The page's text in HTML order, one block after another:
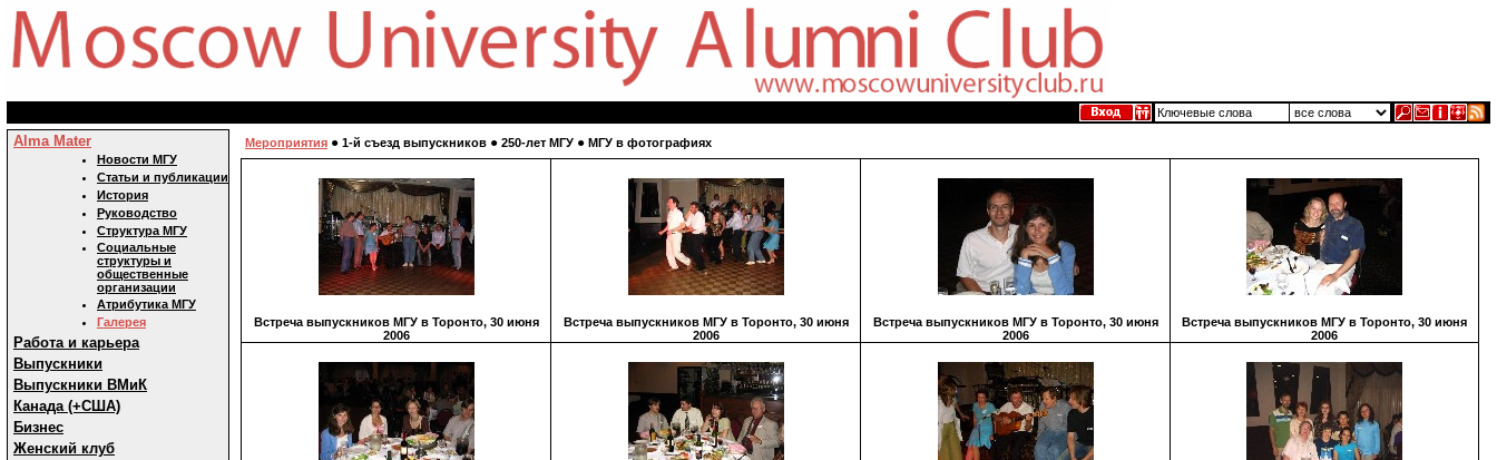
Alma Mater
Новости МГУ
Статьи и публикации
История
Руководство
Структура МГУ
Социальные
структуры и
общественные
организации
Атрибутика МГУ
Галерея
Работа и карьера
Выпускники
Выпускники ВМиК
Канада (+США)
Бизнес
Женский клуб
Мероприятия ● 1-й съезд выпускников ● 250-лет МГУ ● МГУ в фотографиях
Встреча выпускников МГУ в Торонто, 30 июня
2006
Встреча выпускников МГУ в Торонто, 30 июня
2006
Встреча выпускников МГУ в Торонто, 30 июня
2006
Встреча выпускников МГУ в Торонто, 30 июня
2006